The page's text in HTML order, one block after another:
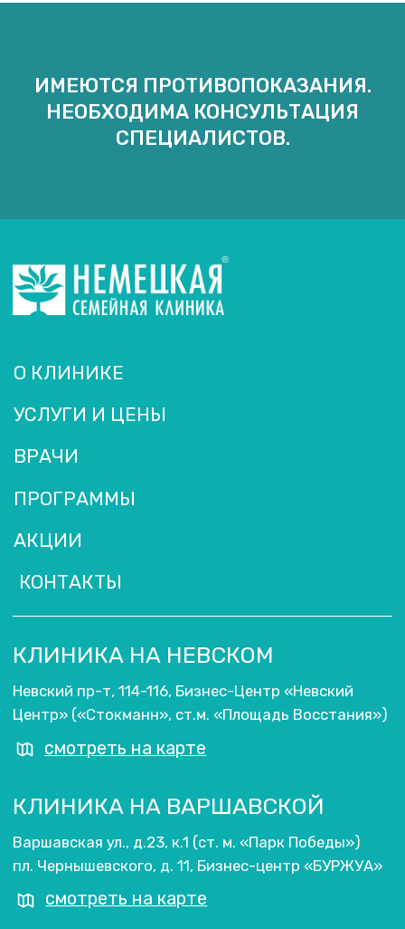
ИМЕЮТСЯ ПРОТИВОПОКАЗАНИЯ.
НЕОБХОДИМА КОНСУЛЬТАЦИЯ
СПЕЦИАЛИСТОВ.